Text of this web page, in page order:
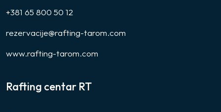
+381 65 800 50 12
rezervacije@rafting-tarom.com
www.rafting-tarom.com
Rafting centar RT